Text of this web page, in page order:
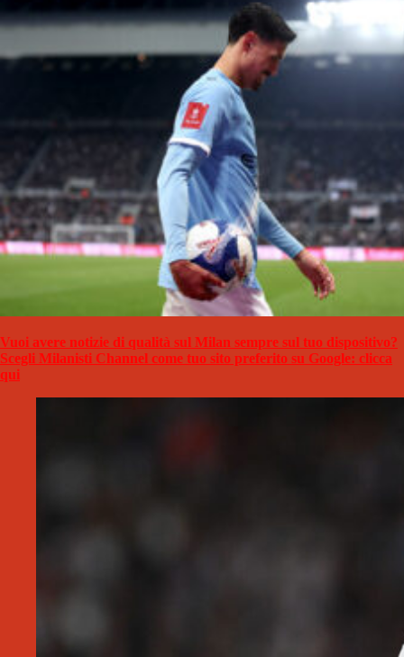
Vuoi avere notizie di qualità sul Milan sempre sul tuo dispositivo?
Scegli Milanisti Channel come tuo sito preferito su Google: clicca
qui